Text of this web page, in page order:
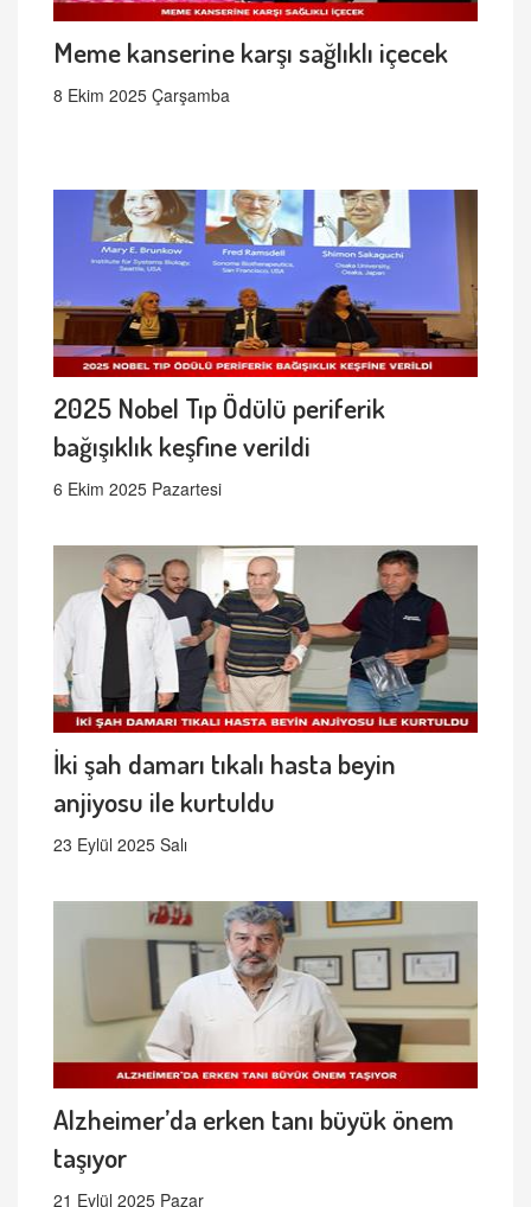
Meme kanserine karşı sağlıklı içecek
8 Ekim 2025 Çarşamba
2025 Nobel Tıp Ödülü periferik
bağışıklık keşfine verildi
6 Ekim 2025 Pazartesi
İki şah damarı tıkalı hasta beyin
anjiyosu ile kurtuldu
23 Eylül 2025 Salı
Alzheimer’da erken tanı büyük önem
taşıyor
21 Eylül 2025 Pazar